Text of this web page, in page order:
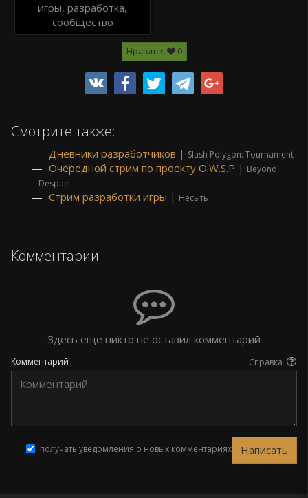
Нравится 0
Смотрите также:
Дневники разработчиков | Slash Polygon: Tournament
Очередной стрим по проекту O.W.S.P | Beyond
Despair
Стрим разработки игры | Несыть
Комментарии
Здесь еще никто не оставил комментарий
Комментарий Справка
получать уведомления о новых комментариях